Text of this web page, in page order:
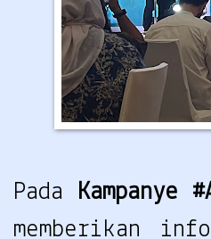
Pada Kampanye
memberikan